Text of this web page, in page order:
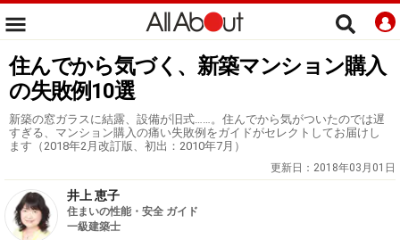
住んでから気づく、新築マンション購入
の失敗例10選
新築の窓ガラスに結露、設備が旧式……。住んでから気がついたのでは遅
すぎる、マンション購入の痛い失敗例をガイドがセレクトしてお届けし
ます（2018年2月改訂版、初出：2010年7月）
更新日： 2018年03月01日
井上 恵子
住まいの性能・安全 ガイド
一級建築士